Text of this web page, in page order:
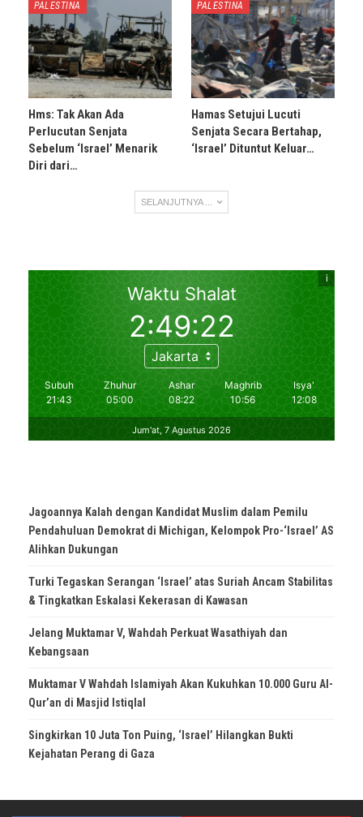
PALESTINA
Hms: Tak Akan Ada
Perlucutan Senjata
Sebelum ‘Israel’ Menarik
Diri dari…
PALESTINA
Hamas Setujui Lucuti
Senjata Secara Bertahap,
‘Israel’ Dituntut Keluar…
SELANJUTNYA ...
Jagoannya Kalah dengan Kandidat Muslim dalam Pemilu
Pendahuluan Demokrat di Michigan, Kelompok Pro-‘Israel’ AS
Alihkan Dukungan
Turki Tegaskan Serangan ‘Israel’ atas Suriah Ancam Stabilitas
& Tingkatkan Eskalasi Kekerasan di Kawasan
Jelang Muktamar V, Wahdah Perkuat Wasathiyah dan
Kebangsaan
Muktamar V Wahdah Islamiyah Akan Kukuhkan 10.000 Guru Al-
Qur’an di Masjid Istiqlal
Singkirkan 10 Juta Ton Puing, ‘Israel’ Hilangkan Bukti
Kejahatan Perang di Gaza